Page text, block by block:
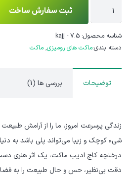
ماکت
بونسای
زینتی
مدل
عدد
ثبت سفارش ساخت
شناسه محصول: kajj - 7.5
دسته بندی:ماکت های رومیزی, ماکت
توضیحات بررسی ها (1)
زندگی پرسرعت امروز، ما را از آرامش
شیء کوچک و زیبا می‌تواند پلی باشد به
درختچه کاج ادیب ماکت، یک اثر هنری
دقت بی‌نظیر، حس و حال طبیعت را به